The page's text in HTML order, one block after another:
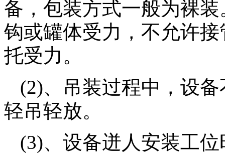
备，包装方式一般为裸
钩或罐体受力，不允许
托受力。
(2)、吊装过程中，设
轻吊轻放。
(3)、设备迸人安装工